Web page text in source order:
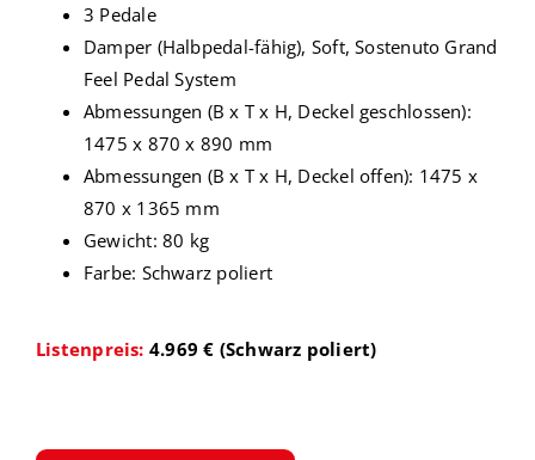
3 Pedale
Damper (Halbpedal-fähig), Soft, Sostenuto Grand
Feel Pedal System
Abmessungen (B x T x H, Deckel geschlossen):
1475 x 870 x 890 mm
Abmessungen (B x T x H, Deckel offen): 1475 x
870 x 1365 mm
Gewicht: 80 kg
Farbe: Schwarz poliert
Listenpreis: 4.969 € (Schwarz poliert)